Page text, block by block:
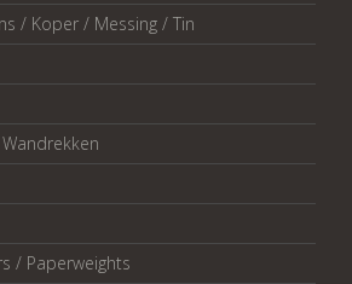
/ Koper / Messing / Tin
/ Paperweights